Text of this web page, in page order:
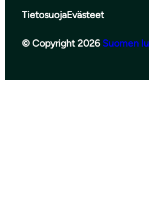
TietosuojaEvästeet
© Copyright 2026 Suomen